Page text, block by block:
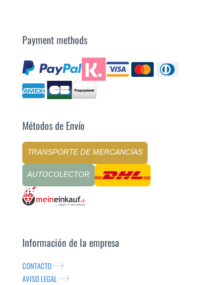
Payment methods
Métodos de Envío
TRANSPORTE DE MERCANCÍAS
AUTOCOLECTOR
Información de la empresa
CONTACTO
AVISO LEGAL